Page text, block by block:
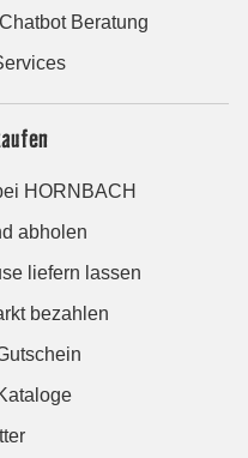
Beratung
HORNBACH
abholen
liefern lassen
bezahlen